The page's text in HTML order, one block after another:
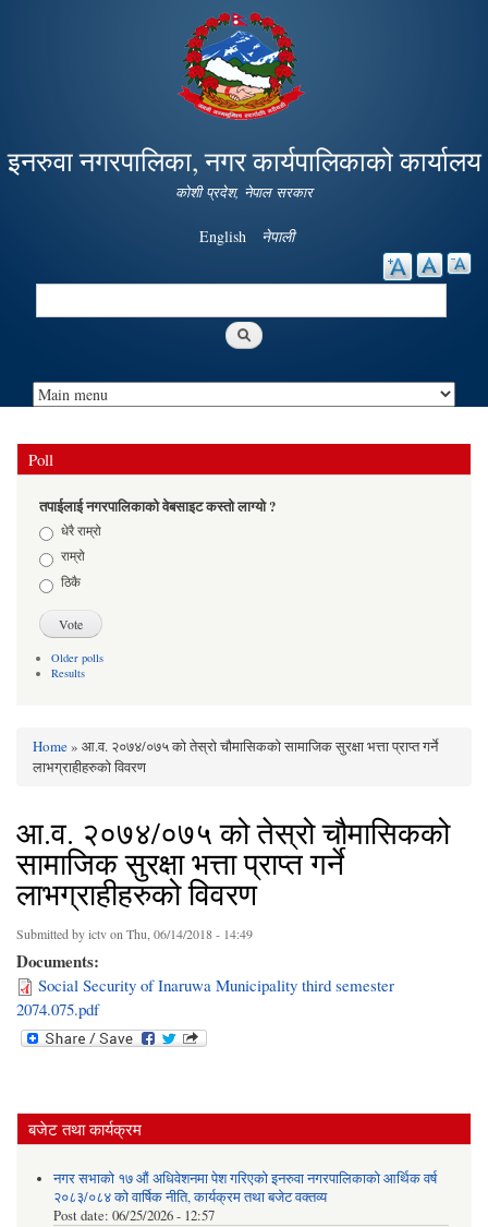
Skip to
main
content
इनरुवा नगरपालिका, नगर कार्यपालिकाको कार्यालय
कोशी प्रदेश, नेपाल सरकार
English नेपाली
Search
Poll
तपाईलाई नगरपालिकाको वेबसाइट कस्तो लाग्यो ?
Choicesधेरै राम्रो
राम्रो
ठिकै
Older polls
Results
You are here
Home» आ.व. २०७४/०७५ को तेस्रो चौमासिकको सामाजिक सुरक्षा भत्ता प्राप्त गर्ने
लाभग्राहीहरुको विवरण
आ.व. २०७४/०७५ को तेस्रो चौमासिकको
सामाजिक सुरक्षा भत्ता प्राप्त गर्ने
लाभग्राहीहरुको विवरण
Submitted byictvon Thu, 06/14/2018 - 14:49
Documents:
Social Security of Inaruwa Municipality third semester
2074.075.pdf
बजेट तथा कार्यक्रम
नगर सभाको १७ औं अधिवेशनमा पेश गरिएको इनरुवा नगरपालिकाको आर्थिक वर्ष
२०८३/०८४ को वार्षिक नीति, कार्यक्रम तथा बजेट वक्तव्य
Post date: 06/25/2026 - 12:57